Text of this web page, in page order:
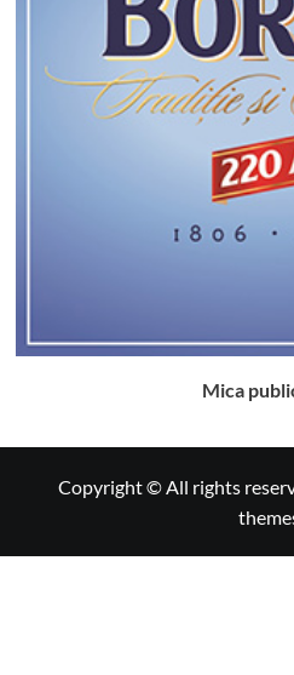
Mica
Copyright © All rights